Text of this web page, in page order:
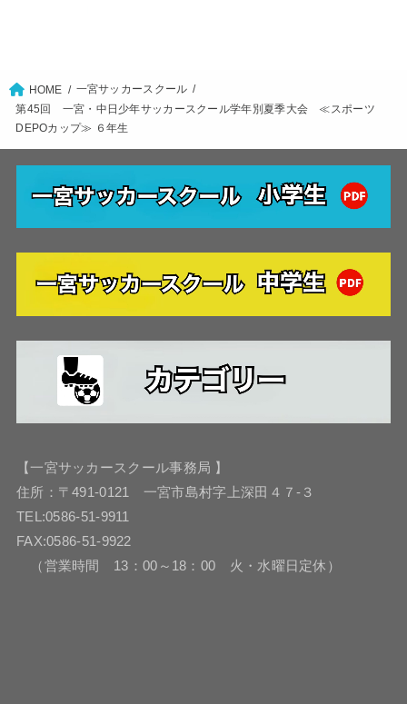
HOME
一宮サッカースクール
第45回 一宮・中日少年サッカースクール学年別夏季大会 ≪スポーツ
DEPOカップ≫ ６年生
【一宮サッカースクール事務局 】
住所：〒491-0121 一宮市島村字上深田４７-３
TEL:0586-51-9911
FAX:0586-51-9922
（営業時間 13：00～18：00 火・水曜日定休）